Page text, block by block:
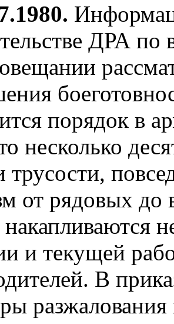
ДРА по
порядок в
несколько
трусости,
от рядовых
и текущей
В
разжалования